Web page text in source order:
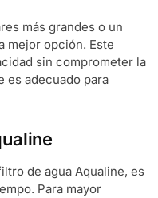
más grandes o un
mejor opción. Este
sin comprometer la
es adecuado para
de agua Aqualine, es
Para mayor